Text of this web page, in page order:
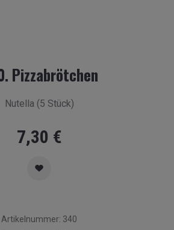
Pizzabrötchen
Nutella (5 Stück)
7,30 €
Artikelnummer: 340